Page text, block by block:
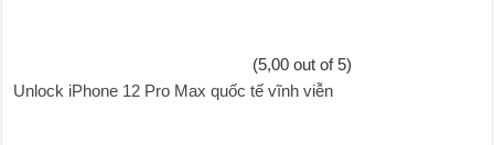
(5,00 out of 5)
Unlock iPhone 12 Pro Max quốc tế vĩnh viễn